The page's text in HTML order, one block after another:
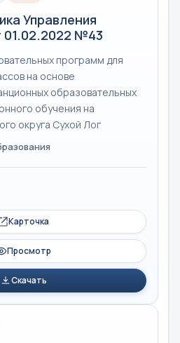
Управления
01.02.2022 №43
программ для
на основе
образовательных
обучения на
округа Сухой Лог
Карточка
Просмотр
Скачать